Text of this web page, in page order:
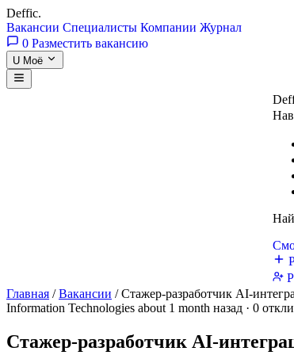
Deffic.
Вакансии Специалисты Компании Журнал
0 Разместить вакансию
U Моё
Главная / Вакансии / Стажер-разработчик AI-
Information Technologies about 1 month назад · 0
Стажер-разработчик AI-